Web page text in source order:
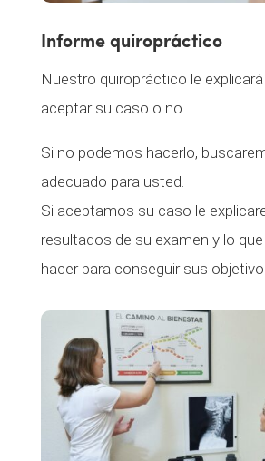
Informe quiropráctico
Nuestro quiropráctico le
aceptar su caso o no.
Si no podemos hacerlo,
adecuado para usted.
Si aceptamos su caso le
resultados de su examen y lo
hacer para conseguir sus